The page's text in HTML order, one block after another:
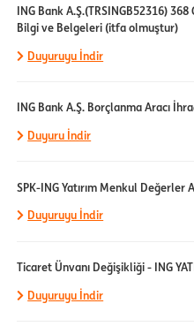
ING Bank A.Ş.(TRSINGB52316)
Bilgi ve Belgeleri (itfa olmuştur)
Duyuruyu İndir
ING Bank A.Ş. Borçlanma Aracı
Duyuru İndir
SPK-ING Yatırım Menkul Değerler
Duyuruyu İndir
Ticaret Ünvanı Değişikliği - ING
Duyuruyu İndir